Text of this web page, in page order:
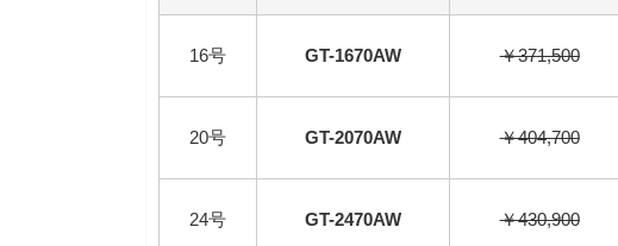
16号 GT-1670AW ￥371,500
20号 GT-2070AW ￥404,700
24号 GT-2470AW ￥430,900